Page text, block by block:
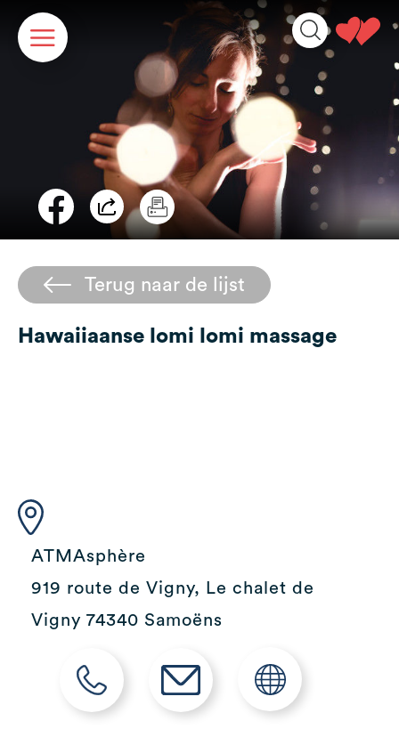
Terug naar de lijst
Hawaiiaanse lomi lomi massage
ATMAsphère
919 route de Vigny, Le chalet de
Vigny 74340 Samoëns
Cookies beheer paneel